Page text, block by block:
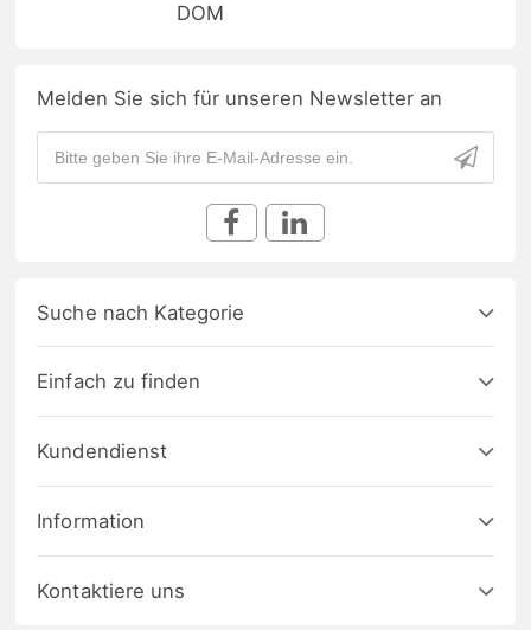
DOM
Melden Sie sich für unseren Newsletter an
Suche nach Kategorie
Einfach zu finden
Kundendienst
Information
Kontaktiere uns